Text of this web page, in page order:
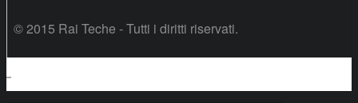
© 2015 Rai Teche - Tutti i diritti riservati.